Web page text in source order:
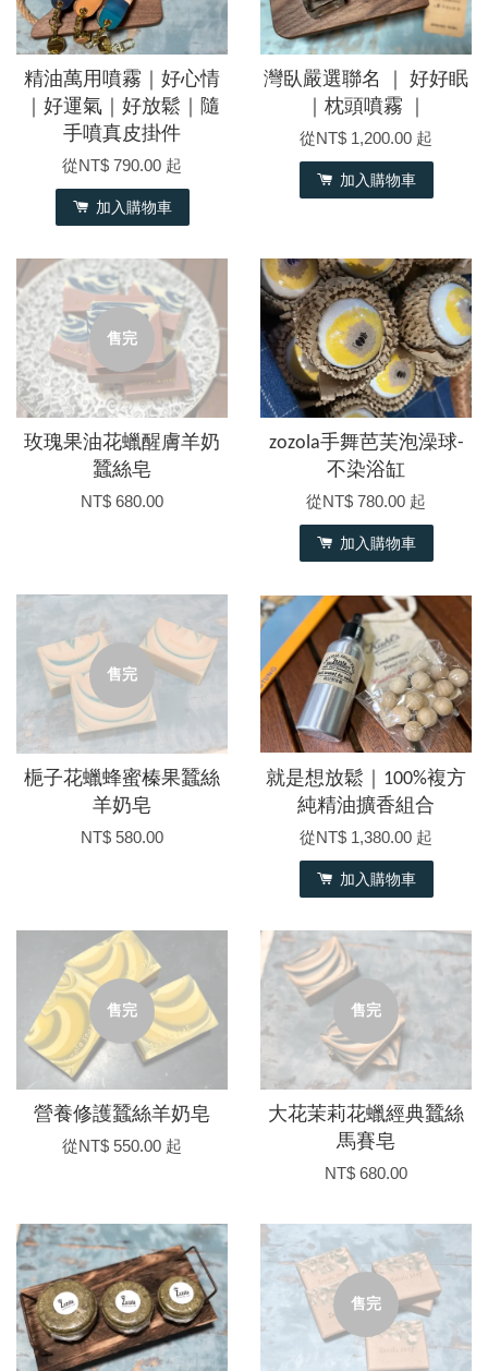
精油萬用噴霧｜好心情
｜好運氣｜好放鬆｜隨
手噴真皮掛件
從NT$ 790.00 起
加入購物車
灣臥嚴選聯名 ｜ 好好眠
｜枕頭噴霧 ｜
從NT$ 1,200.00 起
加入購物車
售完
玫瑰果油花蠟醒膚羊奶
蠶絲皂
NT$ 680.00
zozola手舞芭芙泡澡球-
不染浴缸
從NT$ 780.00 起
加入購物車
售完
梔子花蠟蜂蜜榛果蠶絲
羊奶皂
NT$ 580.00
就是想放鬆｜100%複方
純精油擴香組合
從NT$ 1,380.00 起
加入購物車
售完
營養修護蠶絲羊奶皂
從NT$ 550.00 起
售完
大花茉莉花蠟經典蠶絲
馬賽皂
NT$ 680.00
售完